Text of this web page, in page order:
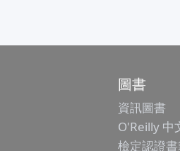
圖書
資訊圖書
O'Reilly 中
檢定認證